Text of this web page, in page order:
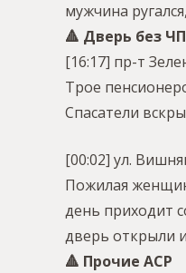
мужчина
🔺 Дверь без ЧП
[16:17] пр-т
Трое
Спасатели
[00:02] ул.
Пожилая
день приходит
дверь открыли
🔺 Прочие АСР